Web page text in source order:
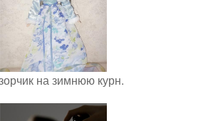
на зимнюю курн.